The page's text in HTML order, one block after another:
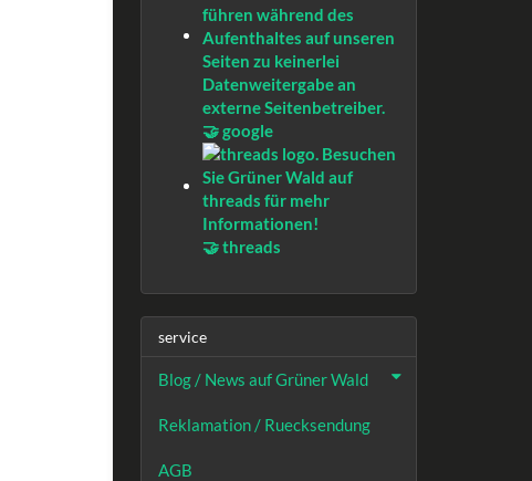
🤝 google
🤝 threads
service
Blog / News auf Grüner Wald
Reklamation / Ruecksendung
AGB